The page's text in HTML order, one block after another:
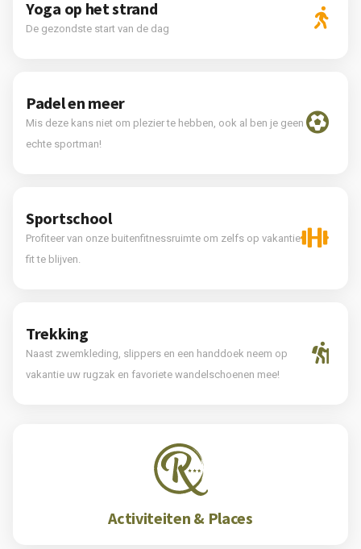
Yoga op het strand
De gezondste start van de dag
Padel en meer
Mis deze kans niet om plezier te hebben, ook al ben je geen
echte sportman!
Sportschool
Profiteer van onze buitenfitnessruimte om zelfs op vakantie
fit te blijven.
Trekking
Naast zwemkleding, slippers en een handdoek neem op
vakantie uw rugzak en favoriete wandelschoenen mee!
Activiteiten & Places